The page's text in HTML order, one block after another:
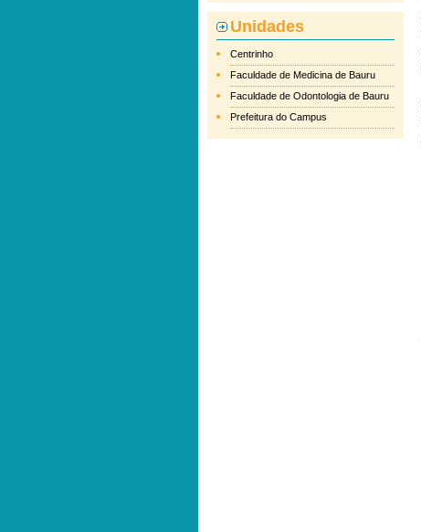
Unidades
Centrinho
Faculdade de Medicina de Bauru
Faculdade de Odontologia de Bauru
Prefeitura do Campus